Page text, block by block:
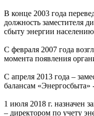
В конце 2003 года
должность заместителя
сбыту энергии
С февраля 2007 года
момента появления
С апреля 2013 года –
балансам
1 июля 2018 г. назначен
– директором по учету